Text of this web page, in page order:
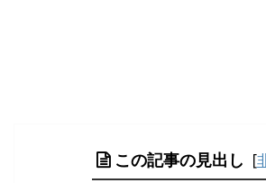
この記事の見出し [